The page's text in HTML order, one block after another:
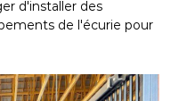
d'installer des
de l'écurie pour